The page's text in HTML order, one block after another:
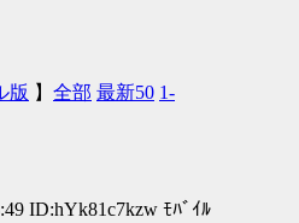
版 】 全部 最新50 1-
ID:hYk81c7kzw ﾓﾊﾞｲﾙ